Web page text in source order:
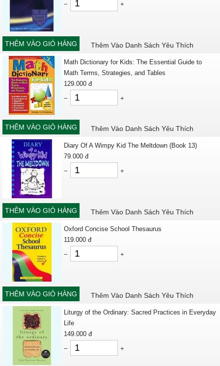
−
+
THÊM VÀO GIỎ HÀNG Thêm Vào Danh Sách Yêu Thích
Math Dictionary for Kids: The Essential Guide to
Math Terms, Strategies, and Tables
129.000 đ
−
+
THÊM VÀO GIỎ HÀNG Thêm Vào Danh Sách Yêu Thích
Diary Of A Wimpy Kid The Meltdown (Book 13)
79.000 đ
−
+
THÊM VÀO GIỎ HÀNG Thêm Vào Danh Sách Yêu Thích
Oxford Concise School Thesaurus
119.000 đ
−
+
THÊM VÀO GIỎ HÀNG Thêm Vào Danh Sách Yêu Thích
Liturgy of the Ordinary: Sacred Practices in Everyday
Life
149.000 đ
−
+